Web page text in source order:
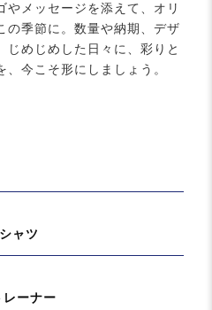
やメッセージを添えて、オリ
の季節に。数量や納期、デザ
じめじめした日々に、彩りと
今こそ形にしましょう。
ャツ
ーナー